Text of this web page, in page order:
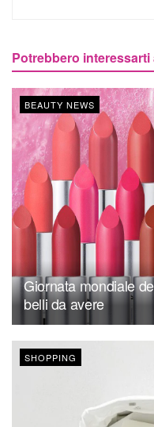
Potrebbero interessarti
BEAUTY NEWS
Giornata mondiale
belli da avere
SHOPPING